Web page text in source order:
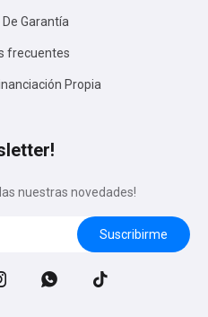
Garantía
frecuentes
Propia
nuestras novedades!
Suscribirme
 